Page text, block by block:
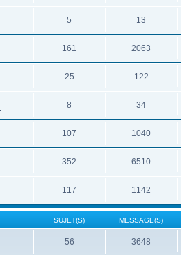
5 13
161 2063
25 122
8 34
107 1040
352 6510
117 1142
SUJET(S) MESSAGE(S)
56 3648